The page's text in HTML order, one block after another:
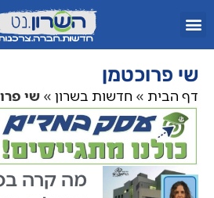
שי פרוכטמן
דף הבית » חדשות בשרון » שי
מה קרה